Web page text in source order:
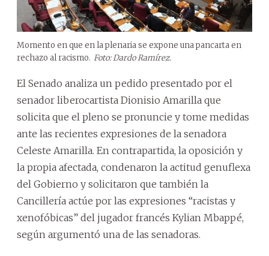
Momento en que en la plenaria se expone una pancarta en
rechazo al racismo. Foto: Dardo Ramírez.
El Senado analiza un pedido presentado por el
senador liberocartista Dionisio Amarilla que
solicita que el pleno se pronuncie y tome medidas
ante las recientes expresiones de la senadora
Celeste Amarilla. En contrapartida, la oposición y
la propia afectada, condenaron la actitud genuflexa
del Gobierno y solicitaron que también la
Cancillería actúe por las expresiones “racistas y
xenofóbicas” del jugador francés Kylian Mbappé,
según argumentó una de las senadoras.